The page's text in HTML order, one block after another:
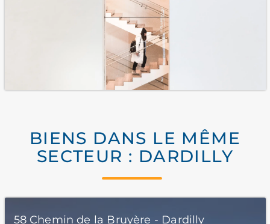
BIENS DANS LE MÊME
SECTEUR : DARDILLY
58 Chemin de la Bruyère - Dardilly